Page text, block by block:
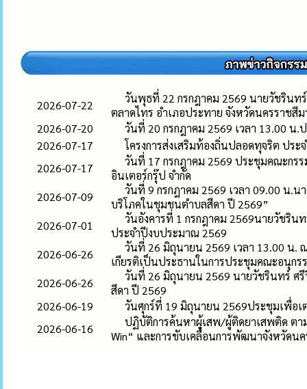
2026-07-22
วันพุธที่ 22 กรกฎาคม 2569 นายวัชรินท
ตลาดไทร อำเภอประทาย จังหวัดนครราชสีม
2026-07-20
วันที่ 20 กรกฎาคม 2569 เวลา 13.00
2026-07-17
โครงการส่งเสริมท้องถิ่นปลอดทุจริต ปร
2026-07-17
วันที่ 17 กรกฎาคม 2569 ประชุมคณะกร
อินเตอร์กรุ๊ป จำกัด
2026-07-09
วันที่ 9 กรกฎาคม 2569 เวลา 09.00 น.น
บริโภคในชุมชนตำบลสีดา ปี 2569”
2026-07-01
วันอังคารที่ 1 กรกฎาคม 2569นายวัชริน
ประจำปีงบประมาณ 2569
2026-06-26
วันที่ 26 มิถุนายน 2569 เวลา 13.00 น.
เกียรติเป็นประธานในการประชุมคณะอนุกร
2026-06-26
วันที่ 26 มิถุนายน 2569 นายวัชรินทร์ ศรี
สีดา ปี 2569
2026-06-19
วันศุกร์ที่ 19 มิถุนายน 2569ประชุมเพื่อเ
2026-06-16
ปฏิบัติการค้นหาผู้เสพ/ผู้ติดยาเสพติด ต
Win“ และการขับเคลื่อนการพัฒนาจังหวัดนค